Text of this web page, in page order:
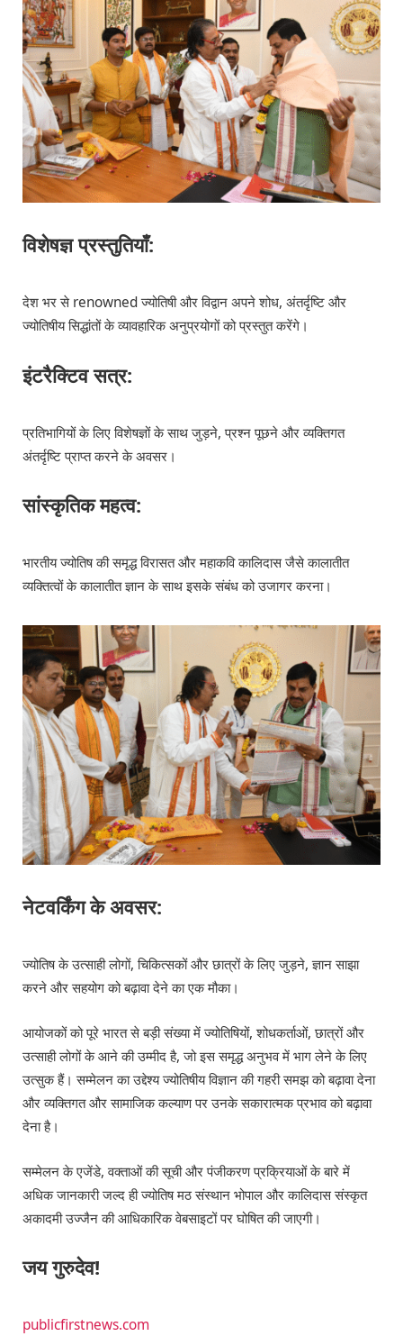
विशेषज्ञ प्रस्तुतियाँ:
देश भर से renowned ज्योतिषी और विद्वान अपने शोध, अंतर्दृष्टि और
ज्योतिषीय सिद्धांतों के व्यावहारिक अनुप्रयोगों को प्रस्तुत करेंगे।
इंटरैक्टिव सत्र:
प्रतिभागियों के लिए विशेषज्ञों के साथ जुड़ने, प्रश्न पूछने और व्यक्तिगत
अंतर्दृष्टि प्राप्त करने के अवसर।
सांस्कृतिक महत्व:
भारतीय ज्योतिष की समृद्ध विरासत और महाकवि कालिदास जैसे कालातीत
व्यक्तित्वों के कालातीत ज्ञान के साथ इसके संबंध को उजागर करना।
नेटवर्किंग के अवसर:
ज्योतिष के उत्साही लोगों, चिकित्सकों और छात्रों के लिए जुड़ने, ज्ञान साझा
करने और सहयोग को बढ़ावा देने का एक मौका।
आयोजकों को पूरे भारत से बड़ी संख्या में ज्योतिषियों, शोधकर्ताओं, छात्रों और
उत्साही लोगों के आने की उम्मीद है, जो इस समृद्ध अनुभव में भाग लेने के लिए
उत्सुक हैं। सम्मेलन का उद्देश्य ज्योतिषीय विज्ञान की गहरी समझ को बढ़ावा देना
और व्यक्तिगत और सामाजिक कल्याण पर उनके सकारात्मक प्रभाव को बढ़ावा
देना है।
सम्मेलन के एजेंडे, वक्ताओं की सूची और पंजीकरण प्रक्रियाओं के बारे में
अधिक जानकारी जल्द ही ज्योतिष मठ संस्थान भोपाल और कालिदास संस्कृत
अकादमी उज्जैन की आधिकारिक वेबसाइटों पर घोषित की जाएगी।
जय गुरुदेव!
publicfirstnews.com